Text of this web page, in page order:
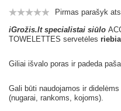
Pirmas parašyk
iGrožis.lt specialistai siūlo
TOWELETTES servetėles
Giliai išvalo poras ir padeda
Gali būti naudojamos ir
(nugarai, rankoms, kojoms).